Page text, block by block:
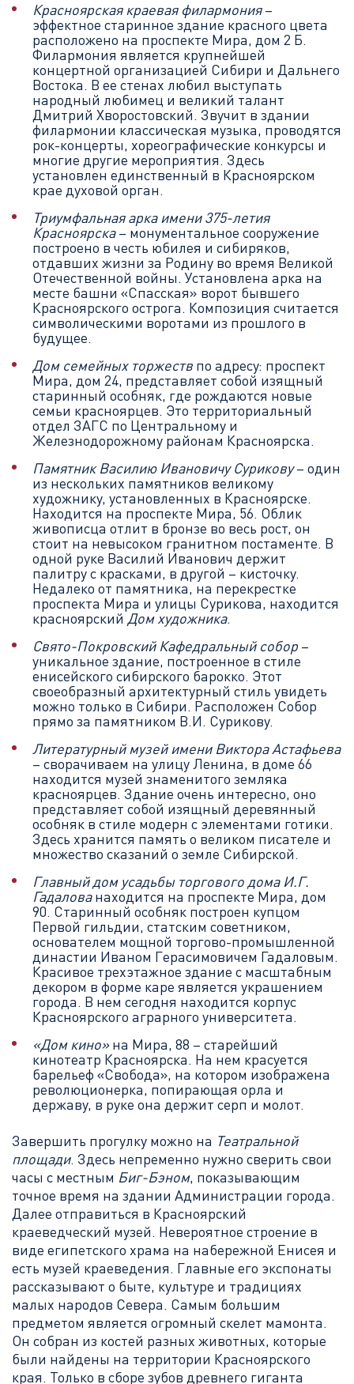
Красноярская краевая филармония–
эффектное старинное здание красного цвета
расположено на проспекте Мира, дом 2 Б.
Филармония является крупнейшей
концертной организацией Сибири и Дальнего
Востока. В ее стенах любил выступать
народный любимец и великий талант
Дмитрий Хворостовский. Звучит в здании
филармонии классическая музыка, проводятся
рок-концерты, хореографические конкурсы и
многие другие мероприятия. Здесь
установлен единственный в Красноярском
крае духовой орган.
Триумфальная арка имени 375-летия
Красноярска– монументальное сооружение
построено в честь юбилея и сибиряков,
отдавших жизни за Родину во время Великой
Отечественной войны. Установлена арка на
месте башни «Спасская» ворот бывшего
Красноярского острога. Композиция считается
символическими воротами из прошлого в
будущее.
Дом семейных торжеств по адресу: проспект
Мира, дом 24, представляет собой изящный
старинный особняк, где рождаются новые
семьи красноярцев. Это территориальный
отдел ЗАГС по Центральному и
Железнодорожному районам Красноярска.
Памятник Василию Ивановичу Сурикову– один
из нескольких памятников великому
художнику, установленных в Красноярске.
Находится на проспекте Мира, 56. Облик
живописца отлит в бронзе во весь рост, он
стоит на невысоком гранитном постаменте. В
одной руке Василий Иванович держит
палитру с красками, в другой – кисточку.
Недалеко от памятника, на перекрестке
проспекта Мира и улицы Сурикова, находится
красноярский Дом художника.
Свято-Покровский Кафедральный собор –
уникальное здание, построенное в стиле
енисейского сибирского барокко. Этот
своеобразный архитектурный стиль увидеть
можно только в Сибири. Расположен Собор
прямо за памятником В.И. Сурикову.
Литературный музей имени Виктора Астафьева
– сворачиваем на улицу Ленина, в доме 66
находится музей знаменитого земляка
красноярцев. Здание очень интересно, оно
представляет собой изящный деревянный
особняк в стиле модерн с элементами готики.
Здесь хранится память о великом писателе и
множество сказаний о земле Сибирской.
Главный дом усадьбы торгового дома И.Г.
Гадалованаходится на проспекте Мира, дом
90. Старинный особняк построен купцом
Первой гильдии, статским советником,
основателем мощной торгово-промышленной
династии Иваном Герасимовичем Гадаловым.
Красивое трехэтажное здание с масштабным
декором в форме каре является украшением
города. В нем сегодня находится корпус
Красноярского аграрного университета.
«Дом кино»на Мира, 88 – старейший
кинотеатр Красноярска. На нем красуется
барельеф «Свобода», на котором изображена
революционерка, попирающая орла и
державу, в руке она держит серп и молот.
Завершить прогулку можно на Театральной
площади. Здесь непременно нужно сверить свои
часы с местным Биг-Бэном, показывающим
точное время на здании Администрации города.
Далее отправиться в Красноярский
краеведческий музей. Невероятное строение в
виде египетского храма на набережной Енисея и
есть музей краеведения. Главные его экспонаты
рассказывают о быте, культуре и традициях
малых народов Севера. Самым большим
предметом является огромный скелет мамонта.
Он собран из костей разных животных, которые
были найдены на территории Красноярского
края. Только в сборе зубов древнего гиганта